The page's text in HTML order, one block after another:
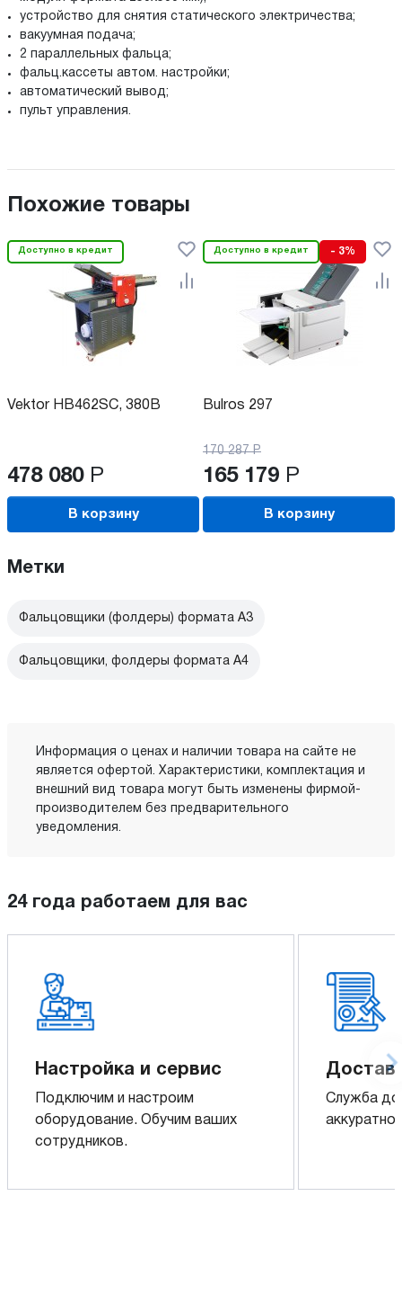
устройство для снятия статического электричества;
вакуумная подача;
2 параллельных фальца;
фальц.кассеты автом. настройки;
автоматический вывод;
пульт управления.
Похожие товары
Доступно в кредит
Vektor HB462SC, 380В
478 080 Р
В корзину
Доступно в кредит - 3%
Bulros 297
170 287 Р
165 179 Р
В корзину
Метки
Фальцовщики (фолдеры) формата А3
Фальцовщики, фолдеры формата А4
Информация о ценах и наличии товара на сайте не
является офертой. Характеристики, комплектация и
внешний вид товара могут быть изменены фирмой-
производителем без предварительного
уведомления.
24 года работаем для вас
Настройка и сервис
Подключим и настроим
оборудование. Обучим ваших
сотрудников.
Служба
аккуратно